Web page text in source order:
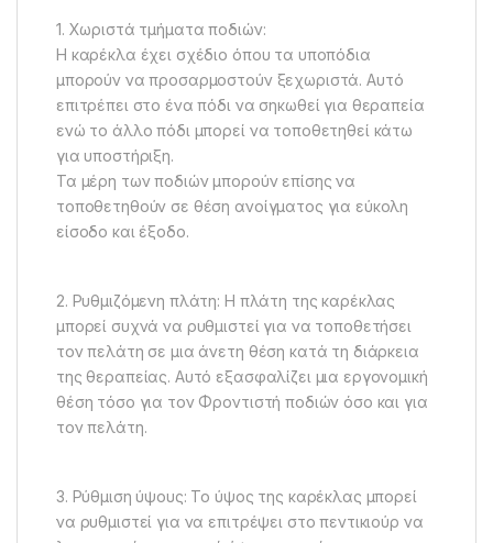
1. Χωριστά τμήματα ποδιών:
Η καρέκλα έχει σχέδιο όπου τα υποπόδια
μπορούν να προσαρμοστούν ξεχωριστά. Αυτό
επιτρέπει στο ένα πόδι να σηκωθεί για θεραπεία
ενώ το άλλο πόδι μπορεί να τοποθετηθεί κάτω
για υποστήριξη.
Τα μέρη των ποδιών μπορούν επίσης να
τοποθετηθούν σε θέση ανοίγματος για εύκολη
είσοδο και έξοδο.
2. Ρυθμιζόμενη πλάτη: Η πλάτη της καρέκλας
μπορεί συχνά να ρυθμιστεί για να τοποθετήσει
τον πελάτη σε μια άνετη θέση κατά τη διάρκεια
της θεραπείας. Αυτό εξασφαλίζει μια εργονομική
θέση τόσο για τον Φροντιστή ποδιών όσο και για
τον πελάτη.
3. Ρύθμιση ύψους: Το ύψος της καρέκλας μπορεί
να ρυθμιστεί για να επιτρέψει στο πεντικιούρ να